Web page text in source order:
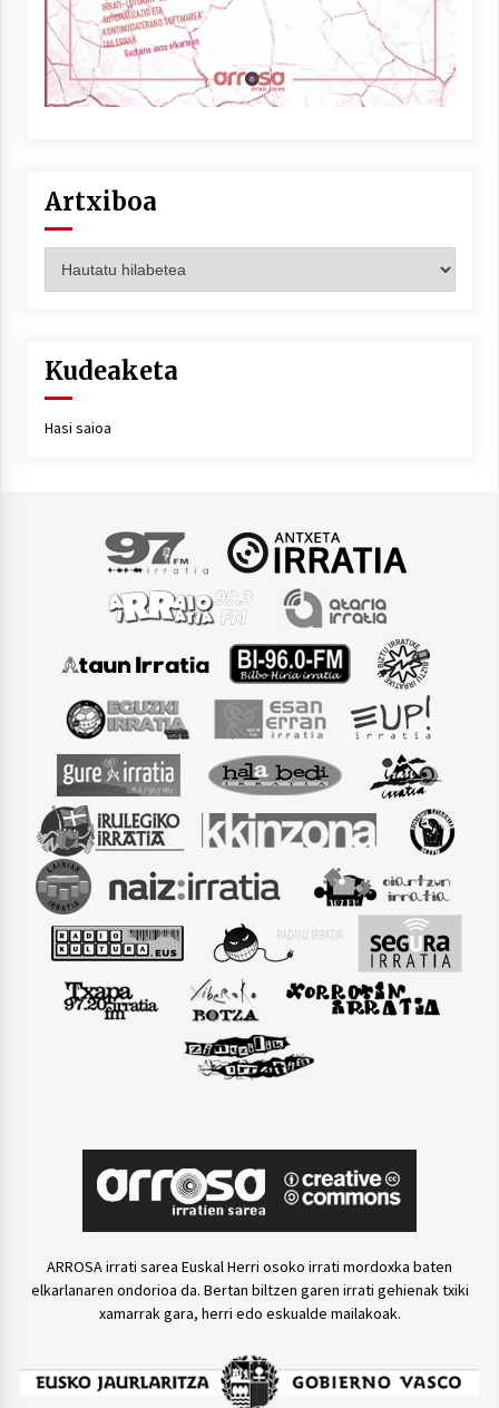
Berria egunkarian elkarrizketa
Arrosaren 20 urteez
2021/07/06
EHZtik
Arrosaren laburpen bideoa Hamaika
Telebistaren eskutik
2021/06/30
Artxiboa
Kudeaketa
Hasi saioa
ARROSA irrati sarea Euskal Herri osoko irrati mordoxka baten
elkarlanaren ondorioa da. Bertan biltzen garen irrati gehienak txiki
xamarrak gara, herri edo eskualde mailakoak.